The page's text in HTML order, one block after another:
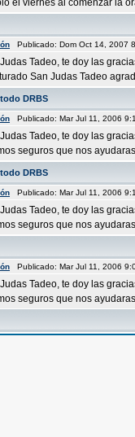
el viernes al comenzar la
Publicado: Dom Oct 14, 2007
Tadeo, te doy las
San Judas Tadeo
DRBS
Publicado: Mar Jul 11, 2006
Tadeo, te doy las
seguros que nos
DRBS
Publicado: Mar Jul 11, 2006
Tadeo, te doy las
seguros que nos
Publicado: Mar Jul 11, 2006
Tadeo, te doy las
seguros que nos